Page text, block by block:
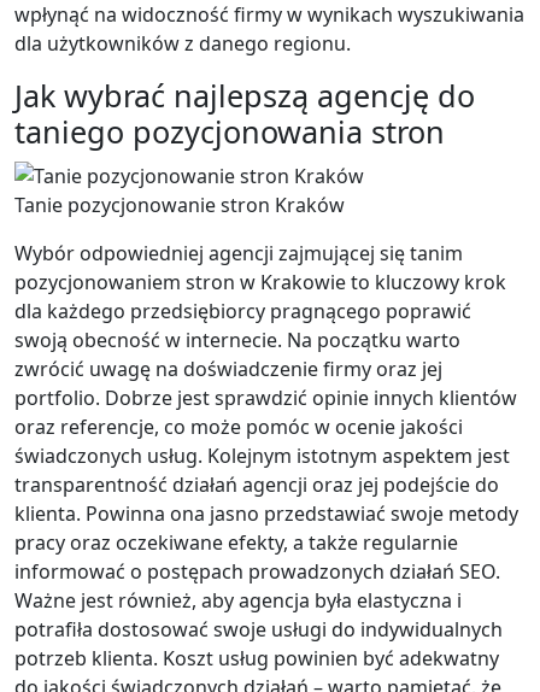
wpłynąć na widoczność firmy w wynikach wyszukiwania
dla użytkowników z danego regionu.
Jak wybrać najlepszą agencję do
taniego pozycjonowania stron
Tanie pozycjonowanie stron Kraków
Wybór odpowiedniej agencji zajmującej się tanim
pozycjonowaniem stron w Krakowie to kluczowy krok
dla każdego przedsiębiorcy pragnącego poprawić
swoją obecność w internecie. Na początku warto
zwrócić uwagę na doświadczenie firmy oraz jej
portfolio. Dobrze jest sprawdzić opinie innych klientów
oraz referencje, co może pomóc w ocenie jakości
świadczonych usług. Kolejnym istotnym aspektem jest
transparentność działań agencji oraz jej podejście do
klienta. Powinna ona jasno przedstawiać swoje metody
pracy oraz oczekiwane efekty, a także regularnie
informować o postępach prowadzonych działań SEO.
Ważne jest również, aby agencja była elastyczna i
potrafiła dostosować swoje usługi do indywidualnych
potrzeb klienta. Koszt usług powinien być adekwatny